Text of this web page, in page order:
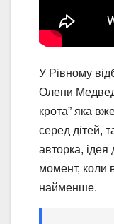
У Рівному
Олени
крота” яка
серед дітей,
авторка, ідея
момент, коли
найменше.